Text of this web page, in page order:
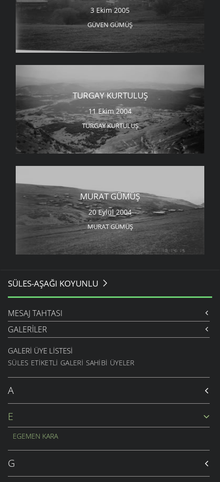
3 Ekim 2005
GÜVEN GÜMÜŞ
TURGAY KURTULUŞ
11 Ekim 2004
TURGAY KURTULUŞ
MURAT GÜMÜŞ
20 Eylül 2004
MURAT GÜMÜŞ
SÜLES-AŞAĞI KOYUNLU
MESAJ TAHTASI
GALERILER
GALERI ÜYE LISTESI
SÜLES ETIKETLI GALERI SAHIBI ÜYELER
A
E
EGEMEN KARA
G